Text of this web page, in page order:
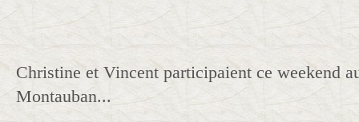
Christine et Vincent participaient ce weekend
Montauban...